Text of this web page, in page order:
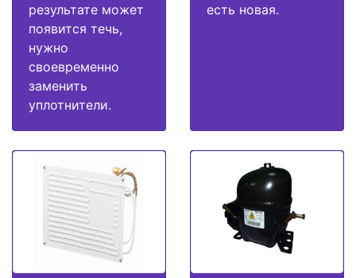
результате может
появится течь,
нужно
своевременно
заменить
уплотнители.
есть новая.